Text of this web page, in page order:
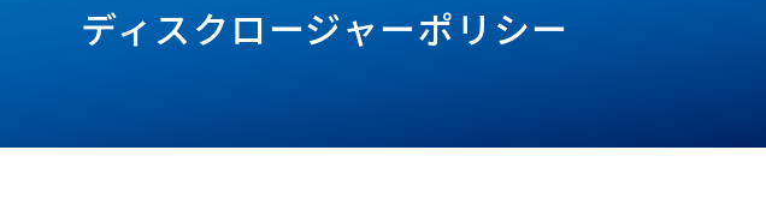
ディスクロージャーポリシー